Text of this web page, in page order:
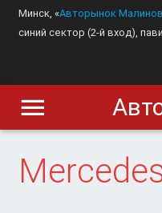
Минск, «Авторынок
синий сектор (2-й вход),